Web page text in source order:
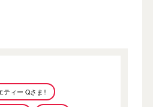
ティー Qさま!!